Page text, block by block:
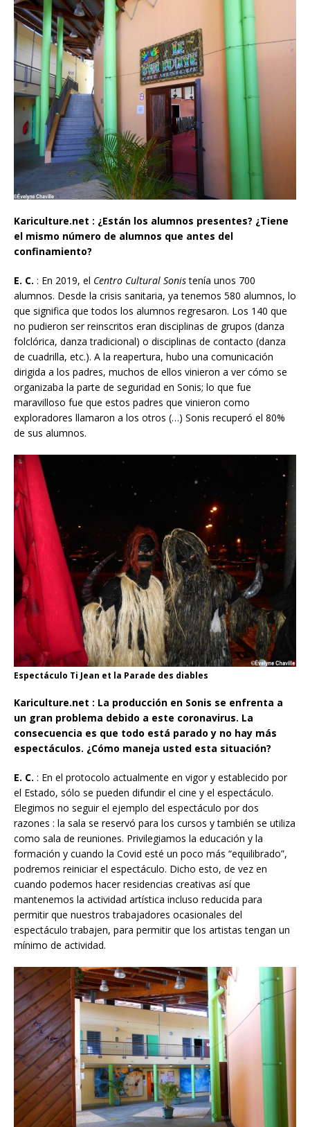
Kariculture.net : ¿Están los alumnos presentes? ¿Tiene
el mismo número de alumnos que antes del
confinamiento?
E. C. : En 2019, el Centro Cultural Sonistenía unos 700
alumnos. Desde la crisis sanitaria, ya tenemos 580 alumnos, lo
que significa que todos los alumnos regresaron. Los 140 que
no pudieron ser reinscritos eran disciplinas de grupos (danza
folclórica, danza tradicional) o disciplinas de contacto (danza
de cuadrilla, etc.). A la reapertura, hubo una comunicación
dirigida a los padres, muchos de ellos vinieron a ver cómo se
organizaba la parte de seguridad en Sonis; lo que fue
maravilloso fue que estos padres que vinieron como
exploradores llamaron a los otros (…) Sonis recuperó el 80%
de sus alumnos.
Espectáculo Ti Jean et la Parade des diables
Kariculture.net : La producción en Sonis se enfrenta a
un gran problema debido a este coronavirus. La
consecuencia es que todo está parado y no hay más
espectáculos. ¿Cómo maneja usted esta situación?
E. C. : En el protocolo actualmente en vigor y establecido por
el Estado, sólo se pueden difundir el cine y el espectáculo.
Elegimos no seguir el ejemplo del espectáculo por dos
razones : la sala se reservó para los cursos y también se utiliza
como sala de reuniones. Privilegiamos la educación y la
formación y cuando la Covid esté un poco más “equilibrado”,
podremos reiniciar el espectáculo. Dicho esto, de vez en
cuando podemos hacer residencias creativas así que
mantenemos la actividad artística incluso reducida para
permitir que nuestros trabajadores ocasionales del
espectáculo trabajen, para permitir que los artistas tengan un
mínimo de actividad.